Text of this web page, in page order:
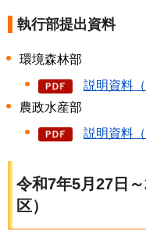
執行部提出資料
環境森林部
説明資料
農政水産部
説明資料
令和7年5月27日～
区）